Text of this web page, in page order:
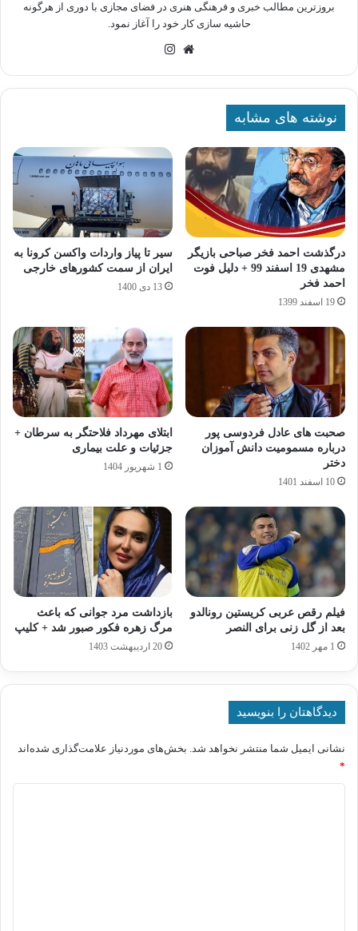
بروزترین مطالب خبری و فرهنگی هنری در فضای مجازی با دوری از هرگونه
حاشیه سازی کار خود را آغاز نمود.
وبسایت
نوشته های مشابه
درگذشت احمد فخر صباحی بازیگر
مشهدی 19 اسفند 99 + دلیل فوت
احمد فخر
19 اسفند 1399
سیر تا پیاز واردات واکسن کرونا به
ایران از سمت کشورهای خارجی
13 دی 1400
صحبت های عادل فردوسی پور
درباره مسمومیت دانش آموزان
دختر
10 اسفند 1401
ابتلای مهرداد فلاحتگر به سرطان +
جزئیات و علت بیماری
1 شهریور 1404
فیلم رقص عربی کریستین رونالدو
بعد از گل زنی برای النصر
1 مهر 1402
بازداشت مرد جوانی که باعث
مرگ زهره فکور صبور شد + کلیپ
20 اردیبهشت 1403
دیدگاهتان را بنویسید
نشانی ایمیل شما منتشر نخواهد شد. بخش‌های موردنیاز علامت‌گذاری شده‌اند
*